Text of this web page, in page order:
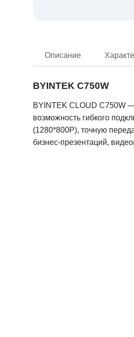
Описание
BYINTEK C750W
BYINTEK CLOUD C750W
возможность гибкого
(1280*800P), точную
бизнес-презентаций,